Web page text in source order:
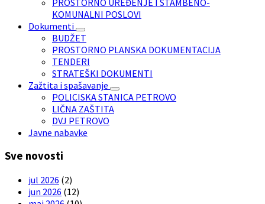
KOMUNALNI POSLOVI
Dokumenti
BUDŽET
PROSTORNO PLANSKA DOKUMENTACIJA
TENDERI
STRATEŠKI DOKUMENTI
Zažtita i spašavanje
POLICISKA STANICA PETROVO
LIČNA ZAŠTITA
DVJ PETROVO
Javne nabavke
Sve novosti
jul 2026 (2)
jun 2026 (12)